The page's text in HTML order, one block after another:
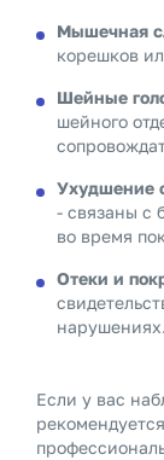
Мышечная
корешков
Шейные
шейного
Ухудшение
- связаны с
во время
Отеки и
нарушениях.
Если у вас